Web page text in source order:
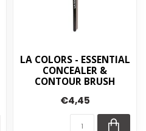
LA COLORS - ESSENTIAL
CONCEALER &
CONTOUR BRUSH
€4,45